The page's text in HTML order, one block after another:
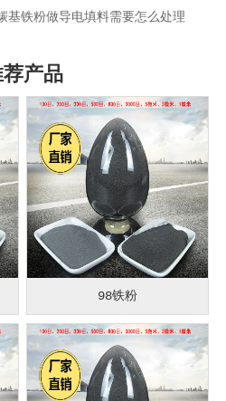
基铁粉做导电填料需要怎么处理
产品
98铁粉